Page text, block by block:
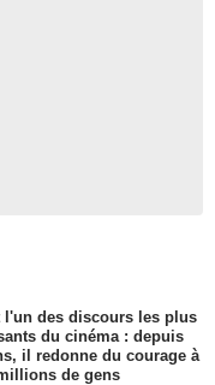
l'un des discours les plus
du cinéma : depuis
il redonne du courage à
de gens